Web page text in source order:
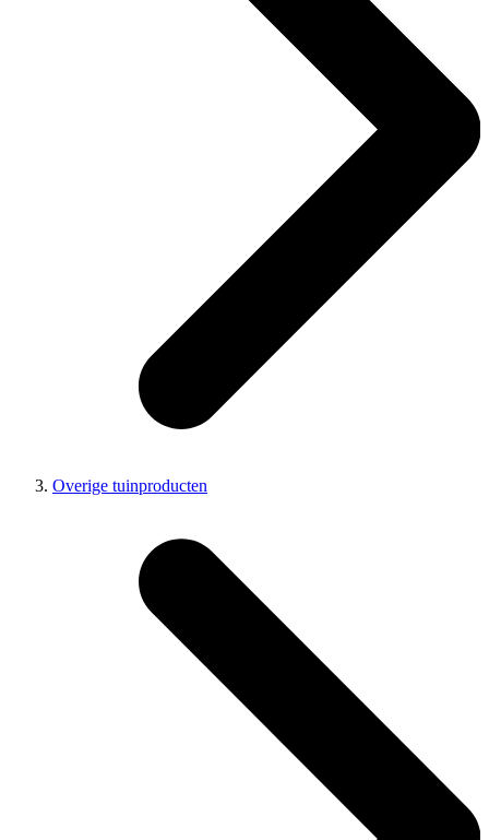
Overige tuinproducten